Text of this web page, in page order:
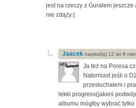
jest na rzeczy z Guralem
nie zdąży:(
Jaacek napisal(a) 12 lat 9
Ja też na Poresa
Natomiast jeśli o
przesłuchałem i
lekki progress(jakieś
albumu mógłby wybrać